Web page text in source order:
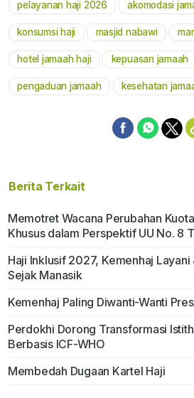
pelayanan haji 2026 akomodasi
konsumsi haji masjid nabawi
hotel jamaah haji kepuasan jamaah
pengaduan jamaah kesehatan
Berita Terkait
Memotret Wacana Perubahan
Khusus dalam Perspektif UU No. 8
Haji Inklusif 2027, Kemenhaj
Sejak Manasik
Kemenhaj Paling Diwanti-Wanti
Perdokhi Dorong Transformasi
Berbasis ICF-WHO
Membedah Dugaan Kartel Haji